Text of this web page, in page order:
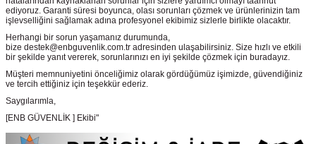
ediyoruz. Garanti süresi boyunca, olası sorunları çözmek ve ürünlerinizin tam
işlevselliğini sağlamak adına profesyonel ekibimiz sizlerle birlikte olacaktır.
Herhangi bir sorun yaşamanız durumunda,
bize destek@enbguvenlik.com.tr adresinden ulaşabilirsiniz. Size hızlı ve etkili
bir şekilde yanıt vererek, sorunlarınızı en iyi şekilde çözmek için buradayız.
Müşteri memnuniyetini önceliğimiz olarak gördüğümüz işimizde, güvendiğiniz
ve tercih ettiğiniz için teşekkür ederiz.
Saygılarımla,
[ENB GÜVENLİK ] Ekibi"